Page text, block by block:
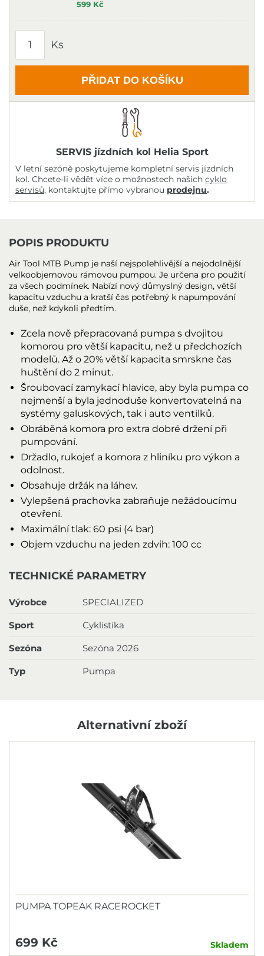
599 Kč
Ks
PŘIDAT DO KOŠÍKU
SERVIS jízdních kol Helia Sport
V letní sezóně poskytujeme kompletní servis jízdních
kol. Chcete-li vědět více o možnostech našich cyklo
servisů, kontaktujte přímo vybranou prodejnu.
POPIS PRODUKTU
Air Tool MTB Pump je naší nejspolehlivější a nejodolnější
velkoobjemovou rámovou pumpou. Je určena pro použití
za všech podmínek. Nabízí nový důmyslný design, větší
kapacitu vzduchu a kratší čas potřebný k napumpování
duše, než kdykoli předtím.
Zcela nově přepracovaná pumpa s dvojitou
komorou pro větší kapacitu, než u předchozích
modelů. Až o 20% větší kapacita smrskne čas
huštění do 2 minut.
Šroubovací zamykací hlavice, aby byla pumpa co
nejmenší a byla jednoduše konvertovatelná na
systémy galuskových, tak i auto ventilků.
Obráběná komora pro extra dobré držení při
pumpování.
Držadlo, rukojeť a komora z hliníku pro výkon a
odolnost.
Obsahuje držák na láhev.
Vylepšená prachovka zabraňuje nežádoucímu
otevření.
Maximální tlak: 60 psi (4 bar)
Objem vzduchu na jeden zdvih: 100 cc
TECHNICKÉ PARAMETRY
Výrobce SPECIALIZED
Sport Cyklistika
Sezóna Sezóna 2026
Typ Pumpa
Alternativní zboží
PUMPA TOPEAK RACEROCKET
699 Kč Skladem